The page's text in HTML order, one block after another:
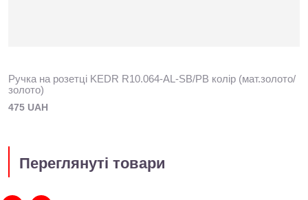
Ручка на розетці KEDR R10.064-AL-SB/PB колір (мат.золото/
золото)
475 UAH
Переглянуті товари